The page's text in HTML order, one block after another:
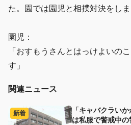
た。園では園児と相撲対決をしま
園児：
「おすもうさんとはっけよいの
す」
関連ニュース
新着
「キャバクラい
は私服で警戒中